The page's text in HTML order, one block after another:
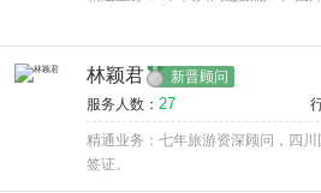
林颖君 新晋顾问
服务人数： 27
精通业务：七年旅游资深顾问，四川
签证。